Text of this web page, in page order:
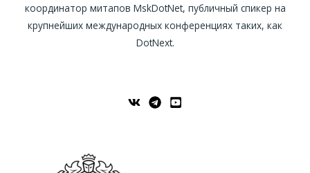
координатор митапов MskDotNet, публичный спикер на
крупнейших международных конференциях таких, как
DotNext.